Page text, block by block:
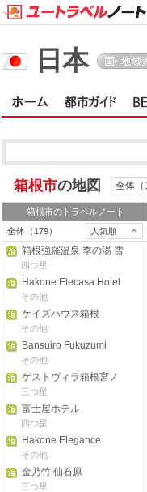
日本
箱根市の地図 全体（
箱根市のトラベルノート
全体（179）
人気順
箱根強羅温泉 季の湯 雪
月花
四つ星
Hakone Elecasa Hotel
and Spa
その他
ケイズハウス箱根
その他
Bansuiro Fukuzumi
その他
ゲストヴィラ箱根宮ノ
下
三つ星
富士屋ホテル
四つ星
Hakone Elegance
その他
金乃竹 仙石原
三つ星